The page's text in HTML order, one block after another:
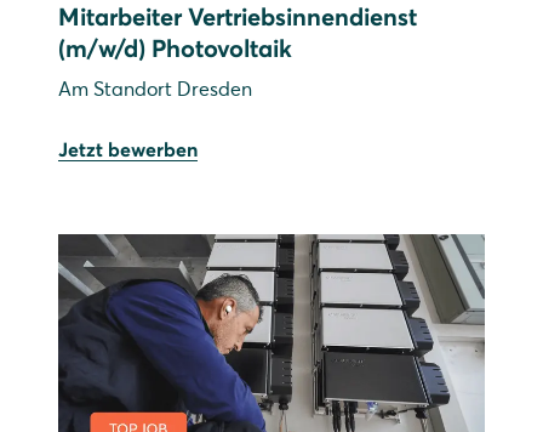
Mitarbeiter Vertriebsinnendienst
(m/w/d) Photovoltaik
Am Standort Dresden
Jetzt bewerben